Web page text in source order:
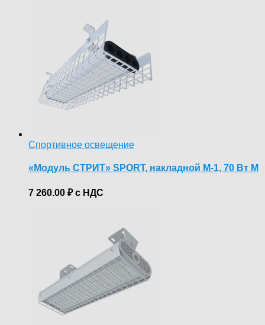
Спортивное освещение
«Модуль СТРИТ» SPORT, накладной М-1, 70 Вт М
7 260.00 ₽с НДС